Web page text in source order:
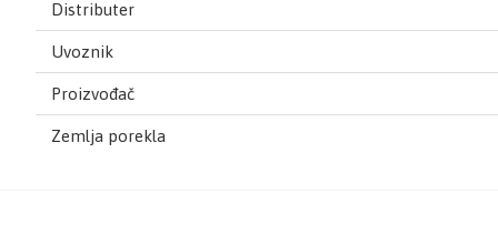
Distributer
Uvoznik
Proizvođač
Zemlja porekla